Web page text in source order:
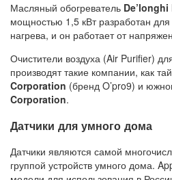
Масляный обогреватель
мощностью 1,5 кВт разработан
нагрева, и он работает от
Очистители воздуха (Air Purifier)
производят такие компании, как
Corporation (бренд O’pro9) и
Corporation.
Датчики для умного дома
Датчики являются самой
группой устройств умного дома.